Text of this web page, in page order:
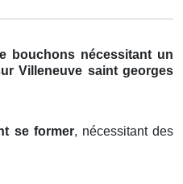
bouchons nécessitant un
Villeneuve saint georges
se former, nécessitant des